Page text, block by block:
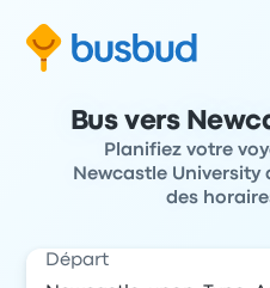
Bus vers
Planifiez votre
Newcastle University
des
Départ